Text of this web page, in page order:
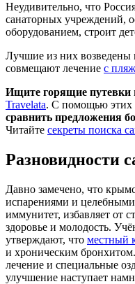
Неудивительно, что
санаторных учреждений,
оборудованием, строит
Лучшие из них
совмещают лечение с
Ищите горящие путевки
Travelata. С помощью этих
сравнить предложения
Читайте секреты поиска
Разновидности
Давно замечено, что
испарениями и
иммунитет, избавляет от
здоровье и молодость.
утверждают, что местный
и хроническим
лечение и специальные
улучшение наступает